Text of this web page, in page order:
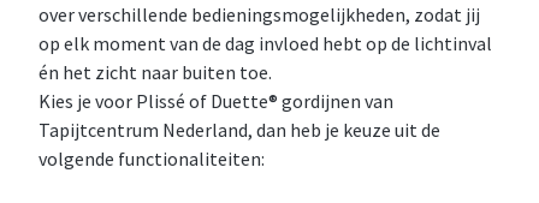
over verschillende bedieningsmogelijkheden, zodat jij
op elk moment van de dag invloed hebt op de lichtinval
én het zicht naar buiten toe.
Kies je voor Plissé of Duette® gordijnen van
Tapijtcentrum Nederland, dan heb je keuze uit de
volgende functionaliteiten: